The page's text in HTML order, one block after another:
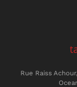
Rue Raiss